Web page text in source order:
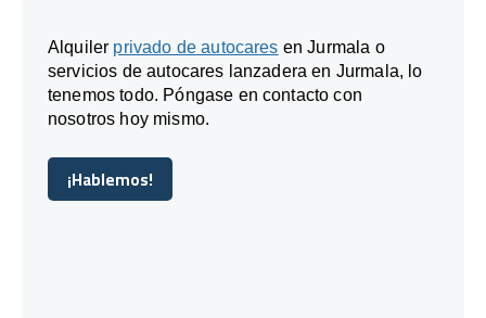
Alquiler privado de autocares en Jurmala o
servicios de autocares lanzadera en Jurmala, lo
tenemos todo. Póngase en contacto con
nosotros hoy mismo.
¡Hablemos!
¡Hablemos!